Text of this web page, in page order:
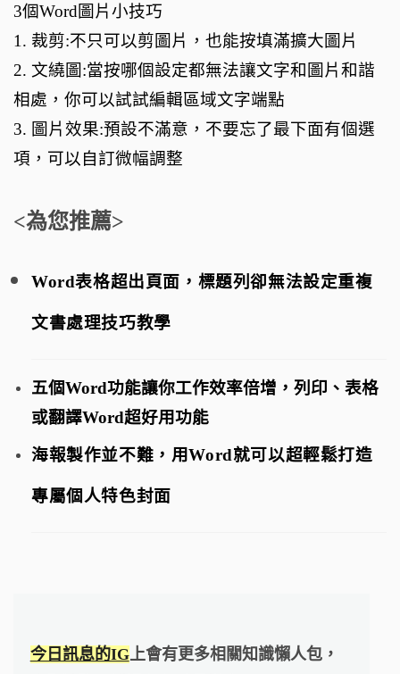
3個Word圖片小技巧
1. 裁剪:不只可以剪圖片，也能按填滿擴大圖片
2. 文繞圖:當按哪個設定都無法讓文字和圖片和諧
相處，你可以試試編輯區域文字端點
3. 圖片效果:預設不滿意，不要忘了最下面有個選
項，可以自訂微幅調整
<為您推薦>
Word表格超出頁面，標題列卻無法設定重複
文書處理技巧教學
五個Word功能讓你工作效率倍增，列印、表格
或翻譯Word超好用功能
海報製作並不難，用Word就可以超輕鬆打造
專屬個人特色封面
今日訊息的IG上會有更多相關知識懶人包，